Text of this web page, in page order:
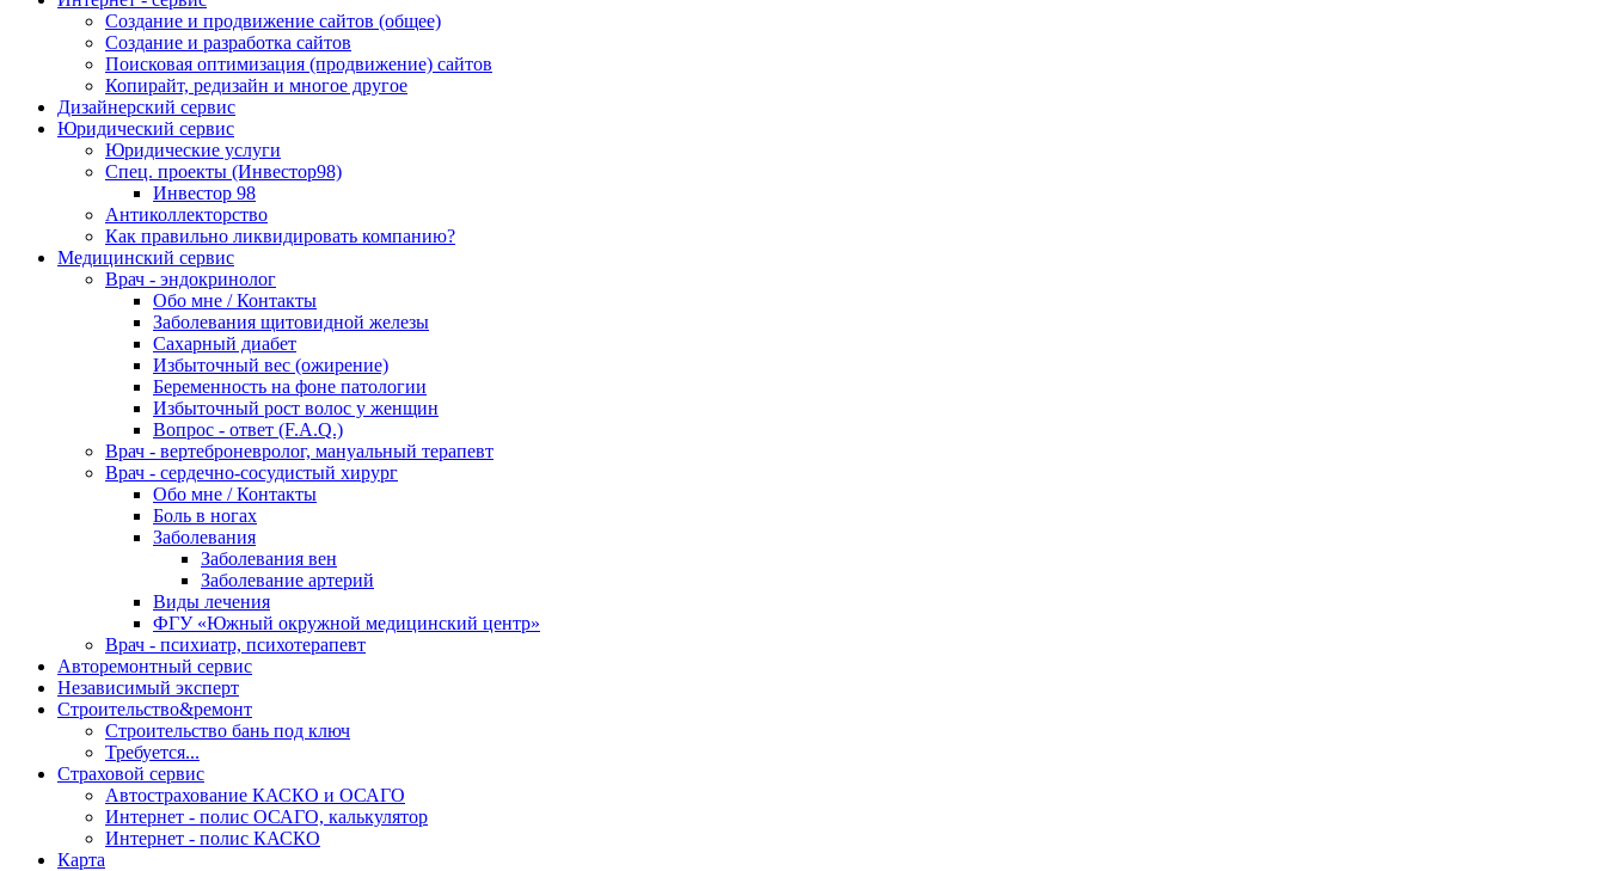
Создание и продвижение сайтов (общее)
Создание и разработка сайтов
Поисковая оптимизация (продвижение) сайтов
Копирайт, редизайн и многое другое
Дизайнерский сервис
Юридический сервис
Юридические услуги
Спец. проекты (Инвестор98)
Инвестор 98
Антиколлекторство
Как правильно ликвидировать компанию?
Медицинский сервис
Врач - эндокринолог
Обо мне / Контакты
Заболевания щитовидной железы
Сахарный диабет
Избыточный вес (ожирение)
Беременность на фоне патологии
Избыточный рост волос у женщин
Вопрос - ответ (F.A.Q.)
Врач - вертеброневролог, мануальный терапевт
Врач - сердечно-сосудистый хирург
Обо мне / Контакты
Боль в ногах
Заболевания
Заболевания вен
Заболевание артерий
Виды лечения
ФГУ «Южный окружной медицинский центр»
Врач - психиатр, психотерапевт
Авторемонтный сервис
Независимый эксперт
Строительство&ремонт
Строительство бань под ключ
Требуется...
Страховой сервис
Автострахование КАСКО и ОСАГО
Интернет - полис ОСАГО, калькулятор
Интернет - полис КАСКО
Карта